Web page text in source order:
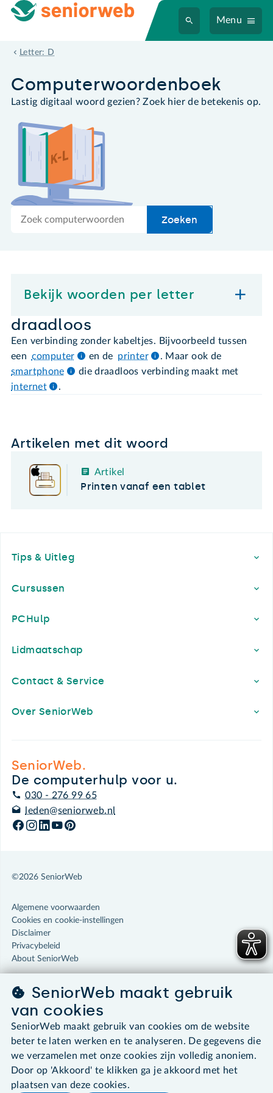
Menu
Letter: D
draadloos
Computer­woordenboek
Lastig digitaal woord gezien? Zoek hier de betekenis op.
Zoek
Zoeken
Bekijk woorden per letter
draadloos
Een verbinding zonder kabeltjes. Bijvoorbeeld tussen
een computer en de printer
. Maar ook de
smartphone
die draadloos verbinding maakt met
internet
.
Artikelen met dit woord
Artikel
Printen vanaf een tablet
Tips & Uitleg
Cursussen
PCHulp
Lidmaatschap
Contact & Service
Over SeniorWeb
SeniorWeb.
De computerhulp voor u.
030 - 276 99 65
leden@seniorweb.nl
©2026 SeniorWeb
Algemene voorwaarden
Cookies en cookie-instellingen
Disclaimer
Privacybeleid
About SeniorWeb
SeniorWeb maakt gebruik
van cookies
SeniorWeb maakt gebruik van cookies om de website
beter te laten werken en te analyseren. De gegevens die
we verzamelen met onze cookies zijn volledig anoniem.
Door op 'Akkoord' te klikken ga je akkoord met het
plaatsen van deze cookies.